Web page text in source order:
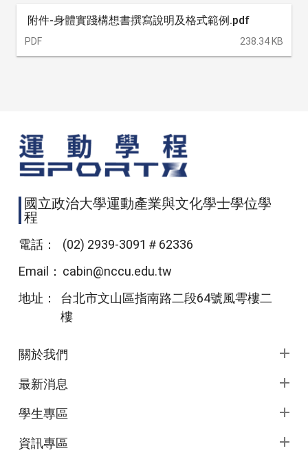
附件-身體實踐構想書撰寫說明及格式範例.pdf
PDF 238.34 KB
國立政治大學運動產業與文化學士學位學
程
電話：
(02) 2939-3091＃62336
Email： cabin@nccu.edu.tw
地址：
台北市文山區指南路二段64號風雩樓二
樓
頁尾選單
關於我們
最新消息
學生專區
資訊專區